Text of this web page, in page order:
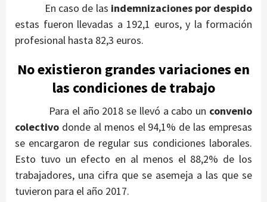
En caso de las indemnizaciones por despido
estas fueron llevadas a 192,1 euros, y la formación
profesional hasta 82,3 euros.
No existieron grandes variaciones en
las condiciones de trabajo
Para el año 2018 se llevó a cabo un convenio
colectivo donde al menos el 94,1% de las empresas
se encargaron de regular sus condiciones laborales.
Esto tuvo un efecto en al menos el 88,2% de los
trabajadores, una cifra que se asemeja a las que se
tuvieron para el año 2017.